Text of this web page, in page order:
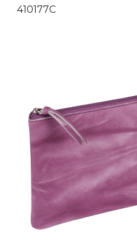
Pencil cases & Leather goods
410177C